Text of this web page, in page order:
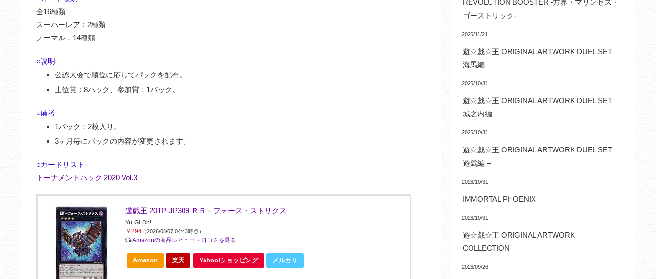
全16種類
スーパーレア：2種類
ノーマル：14種類
○説明
公認大会で順位に応じてパックを配布。
上位賞：8パック、参加賞：1パック。
○備考
1パック：2枚入り。
3ヶ月毎にパックの内容が変更されます。
○カードリスト
トーナメントパック 2020 Vol.3
遊戯王 20TP-JP309 ＲＲ－フォース・ストリクス
Yu-Gi-Oh!
￥294（2026/08/07 04:43時点）
Amazonの商品レビュー・口コミを見る
Amazon 楽天 Yahoo!ショッピング メルカリ
REVOLUTION BOOSTER -方界・マリンセス・
ゴーストリック-
2026/11/21
遊☆戯☆王 ORIGINAL ARTWORK DUEL SET –
海馬編 –
2026/10/31
遊☆戯☆王 ORIGINAL ARTWORK DUEL SET –
城之内編 –
2026/10/31
遊☆戯☆王 ORIGINAL ARTWORK DUEL SET –
遊戯編 –
2026/10/31
IMMORTAL PHOENIX
2026/10/31
遊☆戯☆王 ORIGINAL ARTWORK
COLLECTION
2026/09/26